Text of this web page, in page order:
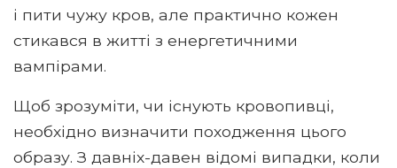
і пити чужу кров, але практично кожен
стикався в житті з енергетичними
вампірами.
Щоб зрозуміти, чи існують кровопивці,
необхідно визначити походження цього
образу. З давніх-давен відомі випадки, коли